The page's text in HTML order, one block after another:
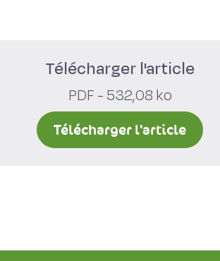
Télécharger l'article
PDF - 532,08 ko
Télécharger l'article